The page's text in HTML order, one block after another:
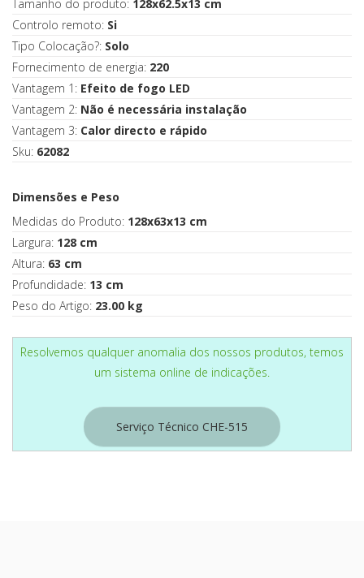
Tamanho do produto: 128x62.5x13 cm
Controlo remoto: Si
Tipo Colocação?: Solo
Fornecimento de energia: 220
Vantagem 1: Efeito de fogo LED
Vantagem 2: Não é necessária instalação
Vantagem 3: Calor directo e rápido
Sku: 62082
Dimensões e Peso
Medidas do Produto: 128x63x13 cm
Largura: 128 cm
Altura: 63 cm
Profundidade: 13 cm
Peso do Artigo: 23.00 kg
Resolvemos qualquer anomalia dos nossos produtos, temos
um sistema online de indicações.
Serviço Técnico CHE-515